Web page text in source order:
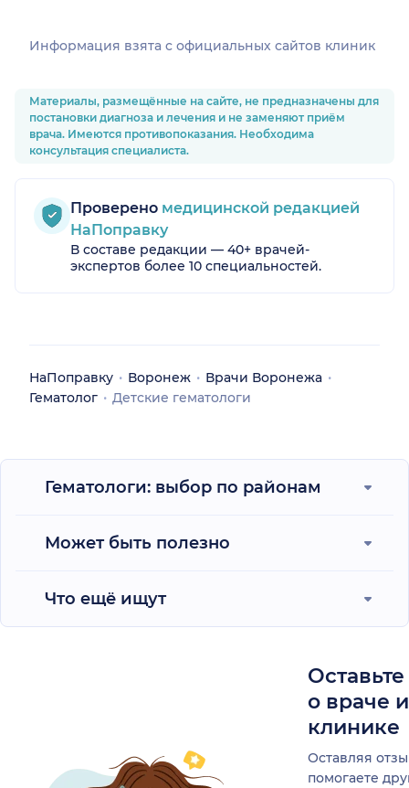
Информация взята c официальных сайтов клиник
Материалы, размещённые на сайте, не предназначены для
постановки диагноза и лечения и не заменяют приём
врача. Имеются противопоказания. Необходима
консультация специалиста.
Проверено медицинской редакцией
НаПоправку
В составе редакции — 40+ врачей-
экспертов более 10 специальностей.
НаПоправку Воронеж
Врачи Воронежа
Гематолог
Детские гематологи
Гематологи: выбор по районам
Может быть полезно
Что ещё ищут
о враче
клинике
Оставляя
помогаете